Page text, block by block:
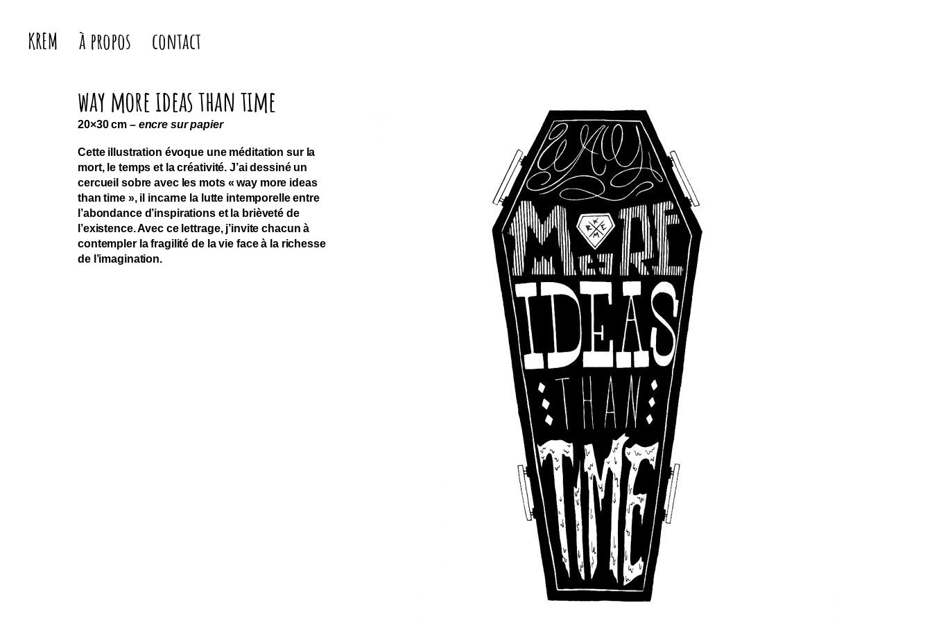
Kremerie
KREM à propos contact
way more ideas than time
20×30 cm – encre sur papier
Cette illustration évoque une méditation sur la
mort, le temps et la créativité. J’ai dessiné un
cercueil sobre avec les mots « way more ideas
than time », il incarne la lutte intemporelle entre
l’abondance d’inspirations et la brièveté de
l’existence. Avec ce lettrage, j’invite chacun à
contempler la fragilité de la vie face à la richesse
de l’imagination.